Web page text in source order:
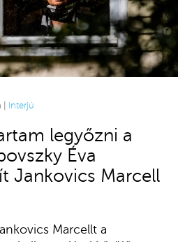
Interjú
legyőzni a
Éva
Jankovics Marcell
Marcellt a